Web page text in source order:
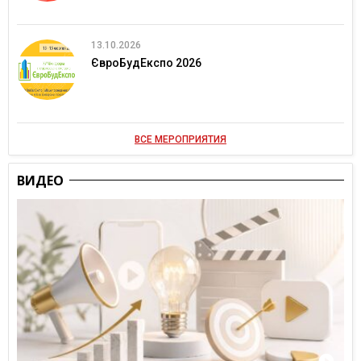
13.10.2026
ЄвроБудЕкспо 2026
ВСЕ МЕРОПРИЯТИЯ
ВИДЕО